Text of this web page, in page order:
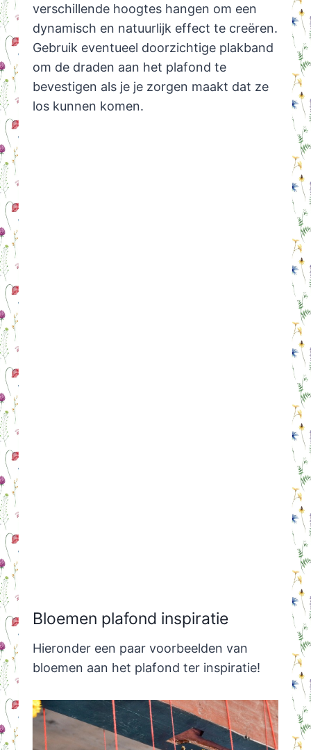
verschillende hoogtes hangen om een
dynamisch en natuurlijk effect te creëren.
Gebruik eventueel doorzichtige plakband
om de draden aan het plafond te
bevestigen als je je zorgen maakt dat ze
los kunnen komen.
Bloemen plafond inspiratie
Hieronder een paar voorbeelden van
bloemen aan het plafond ter inspiratie!